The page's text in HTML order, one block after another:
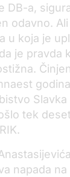
DB-a,
odavno.
u koja je
je pravda
Slavka
tek
napada